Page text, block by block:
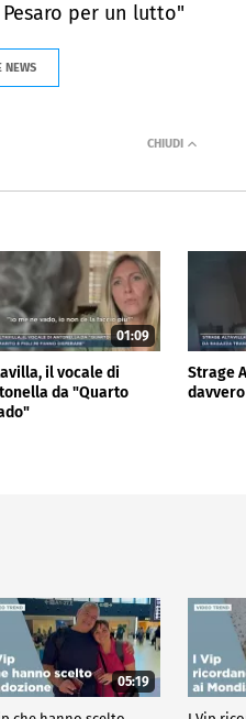
per un lutto"
NEWS
01:09
il vocale di
da "Quarto
Strage
05:19